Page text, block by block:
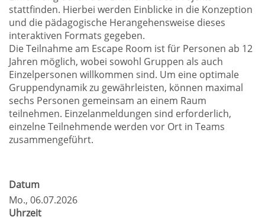
stattfinden. Hierbei werden Einblicke in die Konzeption
und die pädagogische Herangehensweise dieses
interaktiven Formats gegeben.
Die Teilnahme am Escape Room ist für Personen ab 12
Jahren möglich, wobei sowohl Gruppen als auch
Einzelpersonen willkommen sind. Um eine optimale
Gruppendynamik zu gewährleisten, können maximal
sechs Personen gemeinsam an einem Raum
teilnehmen. Einzelanmeldungen sind erforderlich,
einzelne Teilnehmende werden vor Ort in Teams
zusammengeführt.
Datum
Mo., 06.07.2026
Uhrzeit